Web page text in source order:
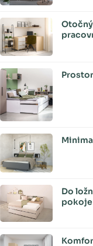
Do
pokoje